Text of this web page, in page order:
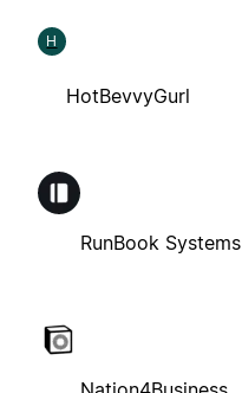
H
HotBevvyGurl
RunBook Systems